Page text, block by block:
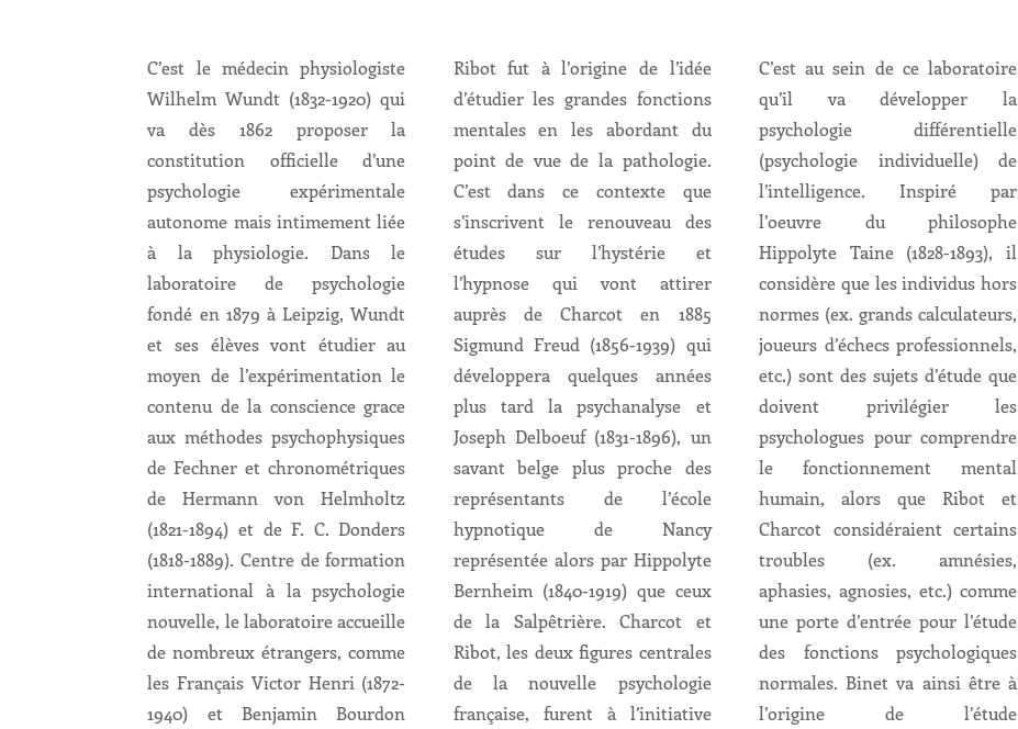
C’est le médecin physiologiste
Wilhelm Wundt (1832-1920) qui
va dès 1862 proposer la
constitution officielle d’une
psychologie expérimentale
autonome mais intimement liée
à la physiologie. Dans le
laboratoire de psychologie
fondé en 1879 à Leipzig, Wundt
et ses élèves vont étudier au
moyen de l’expérimentation le
contenu de la conscience grace
aux méthodes psychophysiques
de Fechner et chronométriques
de Hermann von Helmholtz
(1821-1894) et de F. C. Donders
(1818-1889). Centre de formation
international à la psychologie
nouvelle, le laboratoire accueille
de nombreux étrangers, comme
les Français Victor Henri (1872-
1940) et Benjamin Bourdon
Ribot fut à l’origine de l’idée
d’étudier les grandes fonctions
mentales en les abordant du
point de vue de la pathologie.
C’est dans ce contexte que
s’inscrivent le renouveau des
études sur l’hystérie et
l’hypnose qui vont attirer
auprès de Charcot en 1885
Sigmund Freud (1856-1939) qui
développera quelques années
plus tard la psychanalyse et
Joseph Delboeuf (1831-1896), un
savant belge plus proche des
représentants de l’école
hypnotique de Nancy
représentée alors par Hippolyte
Bernheim (1840-1919) que ceux
de la Salpêtrière. Charcot et
Ribot, les deux figures centrales
de la nouvelle psychologie
française, furent à l’initiative
C’est au sein de ce laboratoire
qu’il va développer la
psychologie différentielle
(psychologie individuelle) de
l’intelligence. Inspiré par
l’oeuvre du philosophe
Hippolyte Taine (1828-1893), il
considère que les individus hors
normes (ex. grands calculateurs,
joueurs d’échecs professionnels,
etc.) sont des sujets d’étude que
doivent privilégier les
psychologues pour comprendre
le fonctionnement mental
humain, alors que Ribot et
Charcot considéraient certains
troubles (ex. amnésies,
aphasies, agnosies, etc.) comme
une porte d’entrée pour l’étude
des fonctions psychologiques
normales. Binet va ainsi être à
l’origine de l’étude